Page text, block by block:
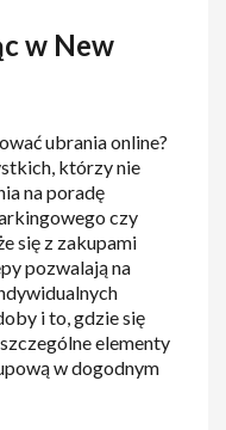
w New
ubrania online?
którzy nie
na poradę
czy
się z zakupami
pozwalają na
i to, gdzie się
elementy
w dogodnym